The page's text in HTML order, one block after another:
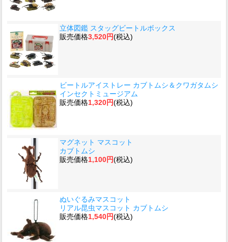
立体図鑑 スタッグビートルボックス
販売価格3,520円(税込)
ビートルアイストレー カブトムシ＆クワガタムシ
インセクトミュージアム
販売価格1,320円(税込)
マグネット マスコット
カブトムシ
販売価格1,100円(税込)
ぬいぐるみマスコット
リアル昆虫マスコット カブトムシ
販売価格1,540円(税込)